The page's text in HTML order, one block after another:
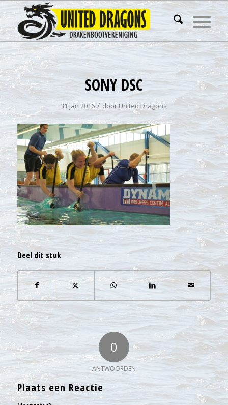
SONY DSC
31 jan 2016 / doorUnited Dragons
Deel dit stuk
0
ANTWOORDEN
Plaats een Reactie